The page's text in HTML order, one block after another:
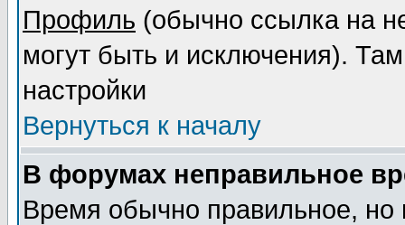
Профиль (обычно ссылка на
могут быть и исключения).
настройки
Вернуться к началу
В форумах неправильное
Время обычно правильное,